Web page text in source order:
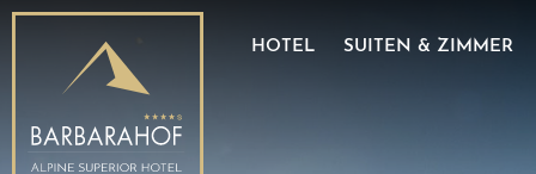
HOTEL SUITEN & ZIMMER